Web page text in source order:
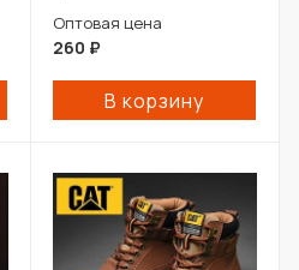
Оптовая цена
260 ₽
В корзину